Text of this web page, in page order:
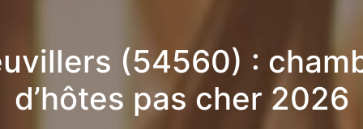
(54560) :
d’hôtes pas cher 2026